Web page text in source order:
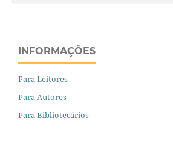
INFORMAÇÕES
Para Leitores
Para Autores
Para Bibliotecários